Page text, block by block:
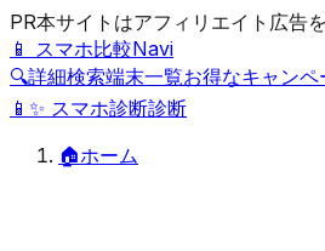
PR本サイトはアフィリエイト広告
📱 スマホ比較Navi
🔍詳細検索端末一覧お得なキャンペ
📱 ✨ スマホ診断診断
🏠ホーム